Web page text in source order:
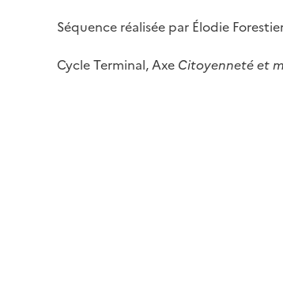
Séquence réalisée par Élodie
Cycle Terminal, Axe Citoyenneté et